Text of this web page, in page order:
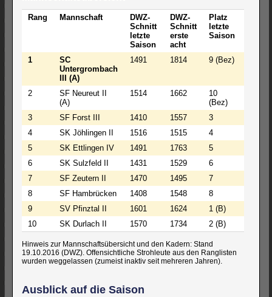
Rang Mannschaft
DWZ-
Schnitt
letzte
Saison
DWZ-
Schnitt
erste
acht
Platz
letzte
Saison
1
SC
Untergrombach
III (A)
1491 1814 9 (Bez)
2
SF Neureut II
(A)
1514 1662
10
(Bez)
3
SF Forst III 1410 1557
3
4
SK Jöhlingen II 1516 1515
4
5
SK Ettlingen IV 1491 1763
5
6
SK Sulzfeld II 1431 1529
6
7
SF Zeutern II 1470 1495
7
8
SF Hambrücken 1408 1548
8
9
SV Pfinztal II 1601 1624
1 (B)
10
SK Durlach II 1570 1734 2 (B)
Hinweis zur Mannschaftsübersicht und den Kadern: Stand
19.10.2016 (DWZ). Offensichtliche Strohleute aus den Ranglisten
wurden weggelassen (zumeist inaktiv seit mehreren Jahren).
Ausblick auf die Saison